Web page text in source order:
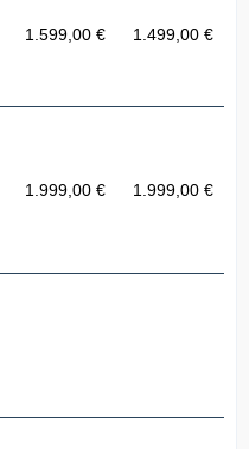
1.599,00 € 1.499,00 €
1.999,00 € 1.999,00 €